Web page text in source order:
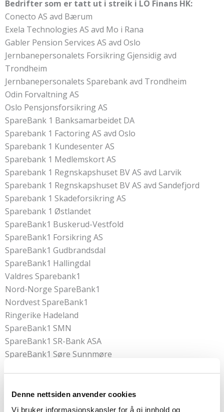
Denne nettsiden anvender cookies
Vi bruker informasjonskapsler for å gi innhold og
Bedrifter som er tatt ut i streik i LO Finans HK:
Conecto AS avd Bærum
Exela Technologies AS avd Mo i Rana
Gabler Pension Services AS avd Oslo
Jernbanepersonalets Forsikring Gjensidig avd
Trondheim
Jernbanepersonalets Sparebank avd Trondheim
Odin Forvaltning AS
Oslo Pensjonsforsikring AS
SpareBank 1 Banksamarbeidet DA
Sparebank 1 Factoring AS avd Oslo
Sparebank 1 Kundesenter AS
Sparebank 1 Medlemskort AS
Sparebank 1 Regnskapshuset BV AS avd Larvik
Sparebank 1 Regnskapshuset BV AS avd Sandefjord
Sparebank 1 Skadeforsikring AS
Sparebank 1 Østlandet
SpareBank1 Buskerud-Vestfold
SpareBank1 Forsikring AS
SpareBank1 Gudbrandsdal
SpareBank1 Hallingdal
Valdres Sparebank1
Nord-Norge SpareBank1
Nordvest SpareBank1
Ringerike Hadeland
SpareBank1 SMN
SpareBank1 SR-Bank ASA
SpareBank1 Søre Sunnmøre
Sparebanken Vest – Personalavd.
Vardia Forsikring AS avd Porsgrunn